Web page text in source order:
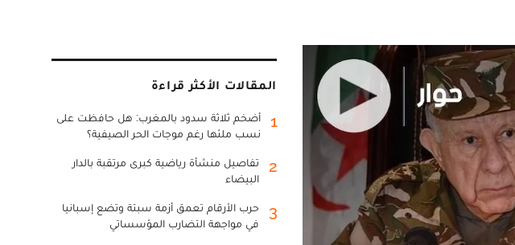
المقالات الأكثر قراءة
1
أضخم ثلاثة سدود بالمغرب: هل حافظت على
نسب ملئها رغم موجات الحر الصيفية؟
2
تفاصيل منشأة رياضية كبرى مرتقبة بالدار
البيضاء
3
حرب الأرقام تعمق أزمة سبتة وتضع إسبانيا
في مواجهة التضارب المؤسساتي